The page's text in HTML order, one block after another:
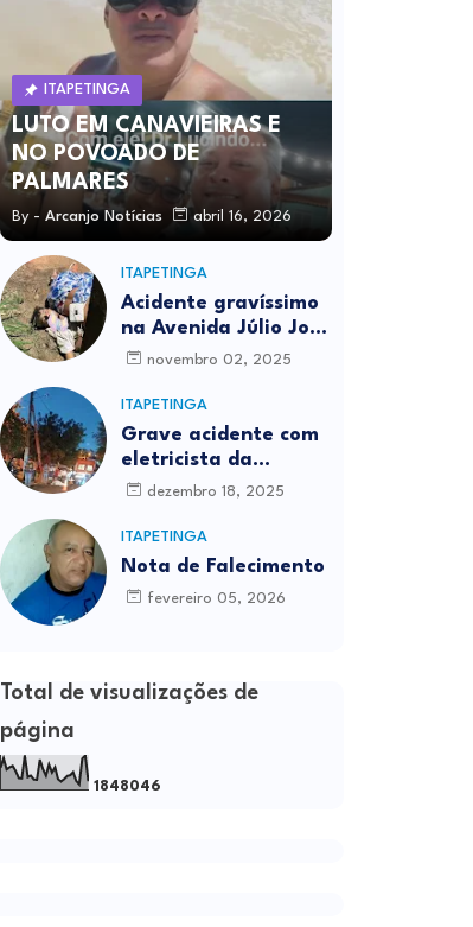
ITAPETINGA
LUTO EM CANAVIEIRAS E
NO POVOADO DE
PALMARES
By - Arcanjo Notícias abril 16, 2026
ITAPETINGA
Acidente gravíssimo
na Avenida Júlio José
Rodrigues deixa um
novembro 02, 2025
ITAPETINGA
Grave acidente com
eletricista da
Prefeitura é
Itapetinga
dezembro 18, 2025
ITAPETINGA
Nota de Falecimento
fevereiro 05, 2026
Total de visualizações de
página
1 848046